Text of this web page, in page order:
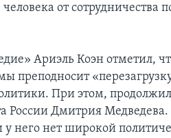
от сотрудничества
Ариэль Коэн отметил,
преподносит
При этом, продолжил
России Дмитрия
него нет широкой